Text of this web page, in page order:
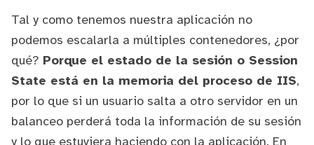
Tal y como tenemos nuestra aplicación no
podemos escalarla a múltiples contenedores, ¿por
qué? Porque el estado de la sesión o Session
State está en la memoria del proceso de IIS,
por lo que si un usuario salta a otro servidor en un
balanceo perderá toda la información de su sesión
y lo que estuviera haciendo con la aplicación. En